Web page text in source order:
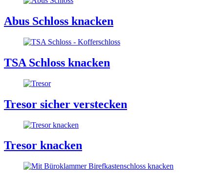
Abus Schloss knacken
TSA Schloss knacken
Tresor sicher verstecken
Tresor knacken